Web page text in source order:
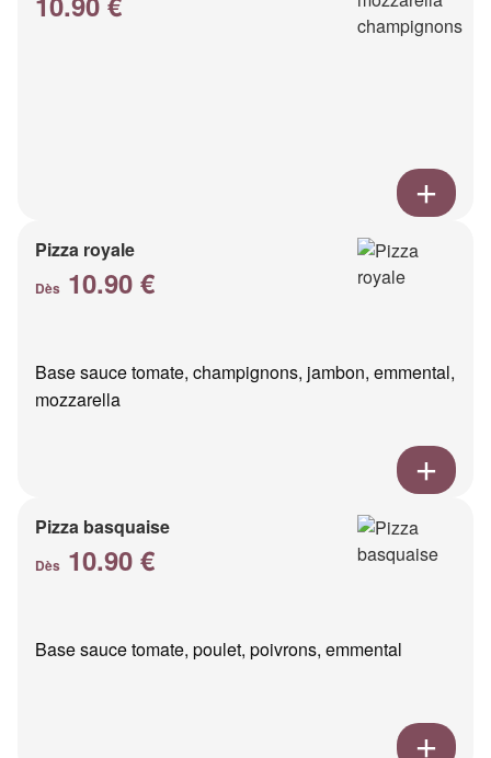
Pizza royale
Dès 10.90 €
Base sauce tomate, champignons, jambon, emmental,
mozzarella
Pizza basquaise
Dès 10.90 €
Base sauce tomate, poulet, poivrons, emmental